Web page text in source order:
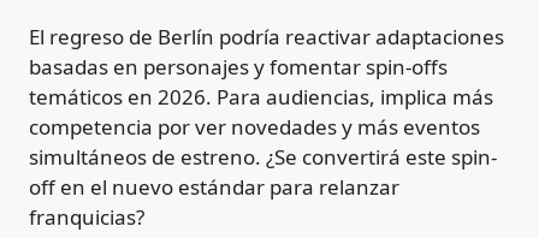
El regreso de Berlín podría reactivar adaptaciones
basadas en personajes y fomentar spin-offs
temáticos en 2026. Para audiencias, implica más
competencia por ver novedades y más eventos
simultáneos de estreno. ¿Se convertirá este spin-
off en el nuevo estándar para relanzar
franquicias?